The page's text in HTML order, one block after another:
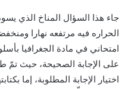
جاء هذا السؤال المناخ الذي
الحراره فيه مرتفعه نهارا
امتحاني في مادة الجغرافيا
على الإجابة الصحيحة، حيث تمّ
اختيار الإجابة المطلوبة، إما